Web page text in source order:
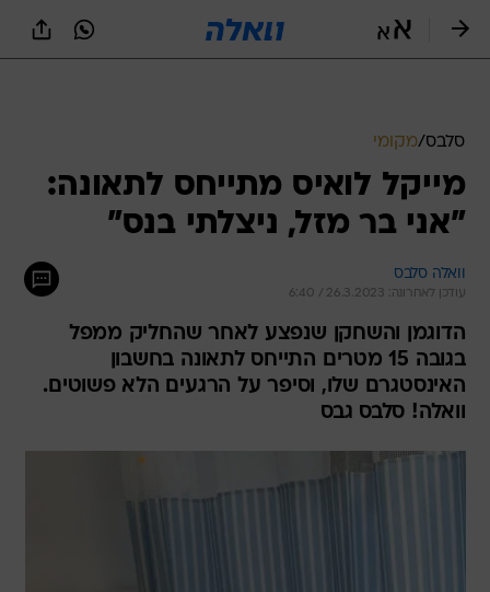
סלבס/מקומי
מייקל לואיס מתייחס לתאונה:
"אני בר מזל, ניצלתי בנס"
וואלה סלבס
עודכן לאחרונה: 26.3.2023 / 6:40
הדוגמן והשחקן שנפצע לאחר שהחליק ממפל
בגובה 15 מטרים התייחס לתאונה בחשבון
האינסטגרם שלו, וסיפר על הרגעים הלא פשוטים.
וואלה! סלבס גבס